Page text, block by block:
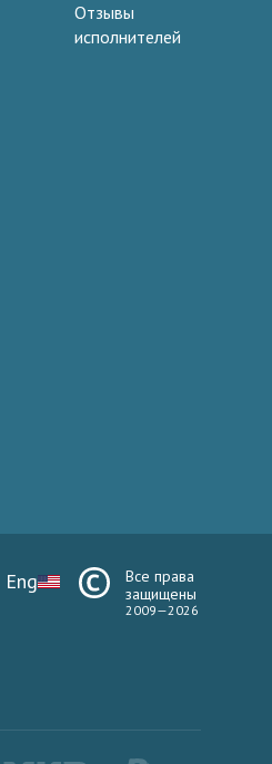
Отзывы
исполнителей
Eng
Все права
защищены
2009—2026